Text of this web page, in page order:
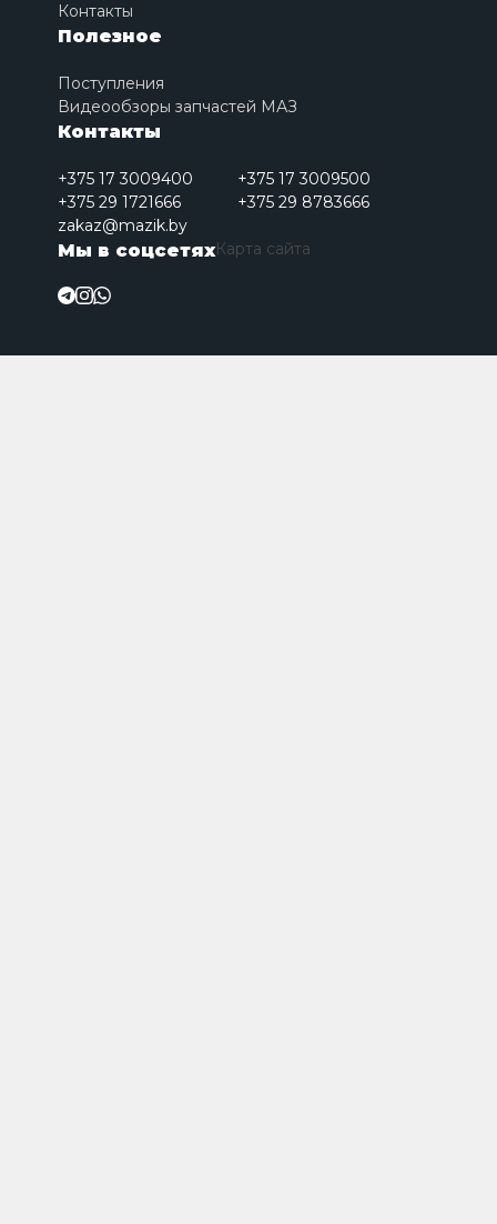
Контакты
Полезное
Поступления
Видеообзоры запчастей МАЗ
Контакты
+375 17 3009400
+375 17 3009500
+375 29 1721666
+375 29 8783666
zakaz@mazik.by
Мы в соцсетяхКарта сайта